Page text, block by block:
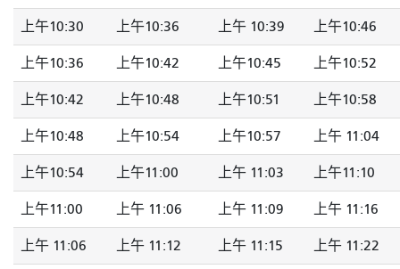
上午10:30 上午10:36 上午 10:39 上午10:46
上午10:36 上午10:42 上午10:45 上午10:52
上午10:42 上午10:48 上午10:51 上午10:58
上午10:48 上午10:54 上午10:57 上午 11:04
上午10:54 上午11:00 上午 11:03 上午11:10
上午11:00 上午 11:06 上午 11:09 上午 11:16
上午 11:06 上午 11:12 上午 11:15 上午 11:22